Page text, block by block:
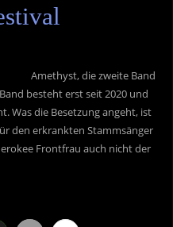
Amethyst, die zweite Band
besteht erst seit 2020 und
Was die Besetzung angeht, ist
den erkrankten Stammsänger
Frontfrau auch nicht der